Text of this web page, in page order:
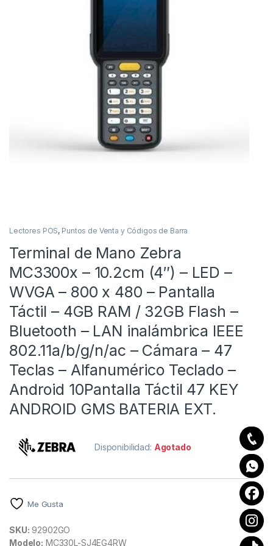
Lectores POS, Puntos de Venta y Códigos de Barra
Terminal de Mano Zebra
MC3300x – 10.2cm (4″) – LED –
WVGA – 800 x 480 – Pantalla
Táctil – 4GB RAM / 32GB Flash –
Bluetooth – LAN inalámbrica IEEE
802.11a/b/g/n/ac – Cámara – 47
Teclas – Alfanumérico Teclado –
Android 10Pantalla Táctil 47 KEY
ANDROID GMS BATERIA EXT.
Disponibilidad: Agotado
Me Gusta
SKU: 92902GO
Modelo: MC330L-SJ4EG4RW